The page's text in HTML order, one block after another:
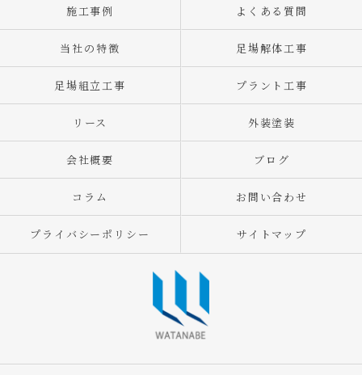
施工事例 よくある質問
当社の特徴 足場解体工事
足場組立工事 プラント工事
リース 外装塗装
会社概要 ブログ
コラム お問い合わせ
プライバシーポリシー サイトマップ